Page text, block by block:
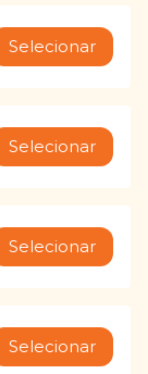
Selecionar
Selecionar
Selecionar
Selecionar